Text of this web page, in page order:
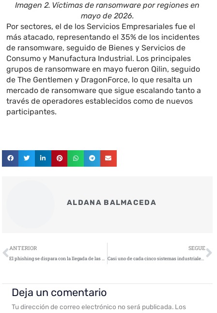
Imagen 2. Víctimas de ransomware por regiones en
mayo de 2026.
Por sectores, el de los Servicios Empresariales fue el
más atacado, representando el 35% de los incidentes
de ransomware, seguido de Bienes y Servicios de
Consumo y Manufactura Industrial. Los principales
grupos de ransomware en mayo fueron Qilin, seguido
de The Gentlemen y DragonForce, lo que resalta un
mercado de ransomware que sigue escalando tanto a
través de operadores establecidos como de nuevos
participantes.
ALDANA BALMACEDA
Ant
ANTERIOR
El phishing se dispara con la llegada de las vacaciones de verano
SEGUE
Casi uno de cada cinco sistemas industriales en España registró ciberamenazas a finales de 2025
Deja un comentario
Tu dirección de correo electrónico no será publicada. Los